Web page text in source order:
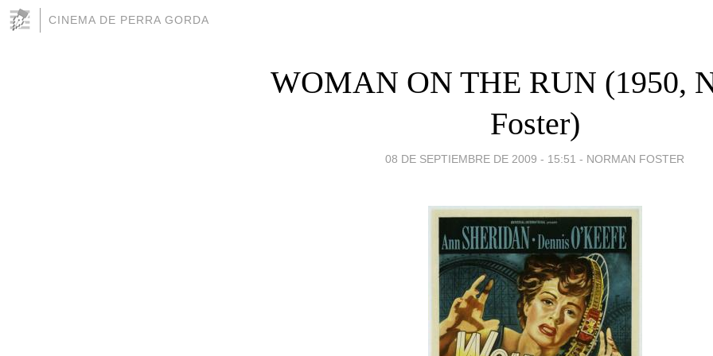
CINEMA DE PERRA GORDA
WOMAN ON THE RUN (1950,
Foster)
08 DE SEPTIEMBRE DE 2009 - 15:51 - NORMAN FOSTER